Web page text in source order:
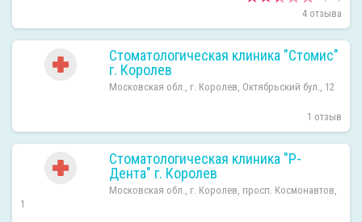
4 отзыва
Стоматологическая клиника "Стомис"
г. Королев
Московская обл., г. Королев, Октябрьский бул., 12
1 отзыв
Стоматологическая клиника "Р-
Дента" г. Королев
Московская обл., г. Королев, просп. Космонавтов,
1